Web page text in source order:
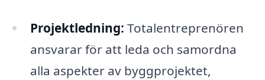
Projektledning: Totalentreprenören
ansvarar för att leda och samordna
alla aspekter av byggprojektet,